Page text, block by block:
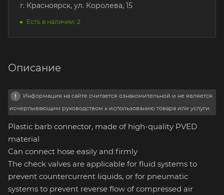
г. Красноярск, ул. Королева, 15
Есть в наличии: 2
Описание
Информация на сайте считается ознакомительной и не является
исчерпывающим руководством к использованию товара или услуги.
Plastic barb connector, made of high-quality PVED
material
Can connect hose easily and firmly
The check valves are applicable for fluid systems to
prevent countercurrent liquids, or for pneumatic
systems to prevent reverse flow of compressed air